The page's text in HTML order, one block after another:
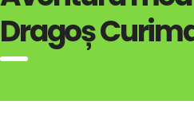
Dragoș